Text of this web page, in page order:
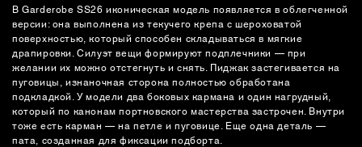
В Garderobe SS26 иконическая модель появляется в облегченной
версии: она выполнена из текучего крепа с шероховатой
поверхностью, который способен складываться в мягкие
драпировки. Силуэт вещи формируют подплечники — при
желании их можно отстегнуть и снять. Пиджак застегивается на
пуговицы, изнаночная сторона полностью обработана
подкладкой. У модели два боковых кармана и один нагрудный,
который по канонам портновского мастерства застрочен. Внутри
тоже есть карман — на петле и пуговице. Еще одна деталь —
пата, созданная для фиксации подборта.